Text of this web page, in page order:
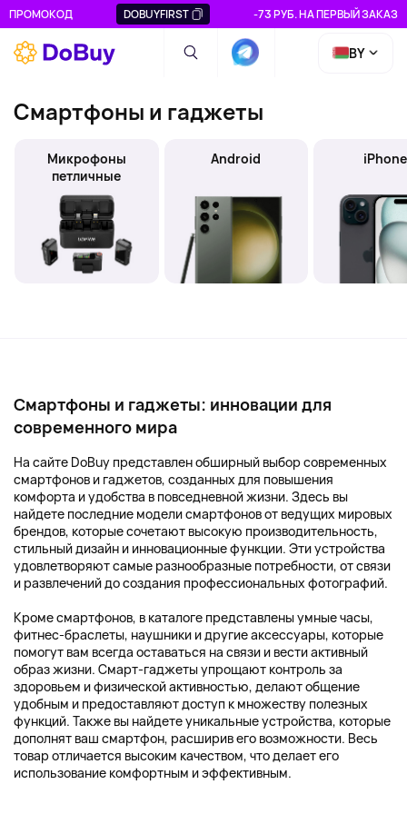
ПРОМОКОД DOBUYFIRST -73 РУБ. НА ПЕРВЫЙ ЗАКАЗ
BY
Смартфоны и гаджеты
Микрофоны
петличные
Android iPhone
Смартфоны и гаджеты: инновации для
современного мира
На сайте DoBuy представлен обширный выбор современных
смартфонов и гаджетов, созданных для повышения
комфорта и удобства в повседневной жизни. Здесь вы
найдете последние модели смартфонов от ведущих мировых
брендов, которые сочетают высокую производительность,
стильный дизайн и инновационные функции. Эти устройства
удовлетворяют самые разнообразные потребности, от связи
и развлечений до создания профессиональных фотографий.
Кроме смартфонов, в каталоге представлены умные часы,
фитнес-браслеты, наушники и другие аксессуары, которые
помогут вам всегда оставаться на связи и вести активный
образ жизни. Смарт-гаджеты упрощают контроль за
здоровьем и физической активностью, делают общение
удобным и предоставляют доступ к множеству полезных
функций. Также вы найдете уникальные устройства, которые
дополнят ваш смартфон, расширив его возможности. Весь
товар отличается высоким качеством, что делает его
использование комфортным и эффективным.